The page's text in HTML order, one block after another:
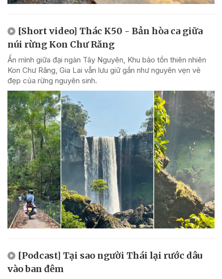
[Short video] Thác K50 - Bản hòa ca giữa
núi rừng Kon Chư Răng
Ẩn mình giữa đại ngàn Tây Nguyên, Khu bảo tồn thiên nhiên
Kon Chư Răng, Gia Lai vẫn lưu giữ gần như nguyên vẹn vẻ
đẹp của rừng nguyên sinh.
[Podcast] Tại sao người Thái lại rước dâu
vào ban đêm